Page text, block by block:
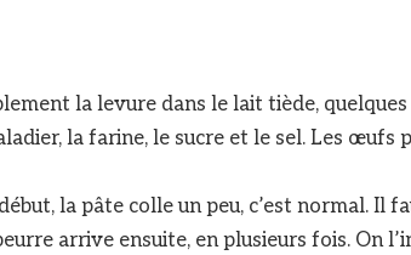
la levure dans le lait tiède,
la farine, le sucre et le sel. Les œufs
la pâte colle un peu, c’est normal. Il
arrive ensuite, en plusieurs fois. On